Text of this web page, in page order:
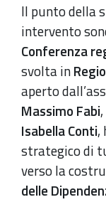
Il punto della
intervento
Conferenza
svolta in
aperto
Massimo Fabi
Isabella Conti,
strategico di
verso la
delle